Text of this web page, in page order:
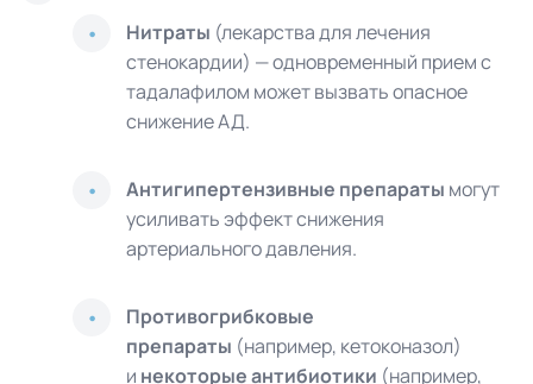
Нитраты (лекарства для лечения
стенокардии) — одновременный прием с
тадалафилом может вызвать опасное
снижение АД.
Антигипертензивные препараты могут
усиливать эффект снижения
артериального давления.
Противогрибковые
препараты (например, кетоконазол)
и некоторые антибиотики (например,